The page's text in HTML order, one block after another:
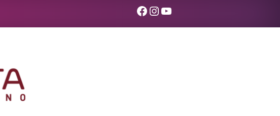
Facebook
Instagram
YouTube